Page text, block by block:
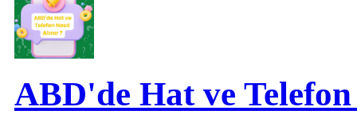
ABD'de Hat ve Telefon